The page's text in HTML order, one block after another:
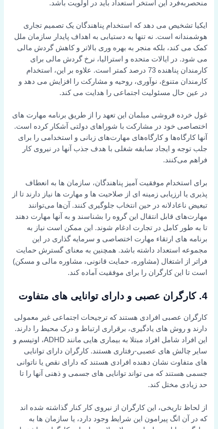
منحصربه‌فرد این استخر استعداد باید در اولویت باشد.
ایکیا تشخیص می دهد که استخدام پناهندگان یک تصمیم تجاری
هوشمندانه است. نه تنها به دستیابی به اهداف پایدار سازمان ملل
کمک می کند، بلکه منجر به بهره وری بالاتر و کاهش گردش مالی
می شود. در ایالات متحده و استرالیا، نرخ گردش مالی برای
کارمندان پناهنده 73 درصد کمتر است. علاوه بر این، استخدام
کارمندان متنوع، نوآوری، روحیه و مشارکت را افزایش می دهد و
در عین حال مسئولیت اجتماعی را هدایت می کند.
غول خرده فروشی مبلمان این تعهد را از طریق برنامه مهارت های
اختصاصی خود در مشارکت با شوراهای دولتی آشکار کرده است.
آنها کارگاه‌ها و کارگاه‌های مهارت‌های زبانی و استخدامی را برای
جلب توجه و ایجاد سابقه شغلی با هدف جذب آنها در نیروی کار
فراهم می‌کنند.
برای استخدام موفقیت آمیز پناهندگان، سازمان ها به انعطاف
پذیری یا ارزیابی زمینه ای از صلاحیت ها و مهارت ها نیاز دارند تا از
تبعیض ناعادلانه در حین انتخاب جلوگیری کنند. آن‌ها می‌توانند
مهارت‌های قابل انتقال این گروه را بشناسند و به آنها مهارت دهند
تا به طور کامل در تجارت ادغام شوند. این ممکن است نیاز به
برنامه های ارتقاء مهارت اختصاصی و سرمایه گذاری در این
مجموعه استعداد داشته باشد. همچنین به معنای گسترش حمایت
فراتر از اشتغال (مشاوره، حمایت قانونی، مشاوره مالی و مسکن)
است تا این کارگران را برای موفقیت آماده کند.
4. کارگران عصبی و دارای توانایی های متفاوت
کارگران عصبی افرادی هستند که ترجیحات اجتماعی غیر معمولی
دارند و روش های یادگیری، برقراری ارتباط و درک محیط را دارند.
این افراد شامل افراد مبتلا به بیماری هایی مانند ADHD، اوتیسم و
سایر چالش های عصبی-رفتاری هستند. کارگران دارای توانایی
های متفاوت نشان دهنده افرادی هستند که دارای نقص یا ناتوانی
جسمی هستند که می تواند توانایی های جسمی و ذهنی آنها را تا
حد زیادی مختل کند.
از لحاظ تاریخی، این کارگران از نیروی کار کنار گذاشته شده اند
که در آن انگ پیرامون این شرایط وجود دارد، یا سازمان ها به